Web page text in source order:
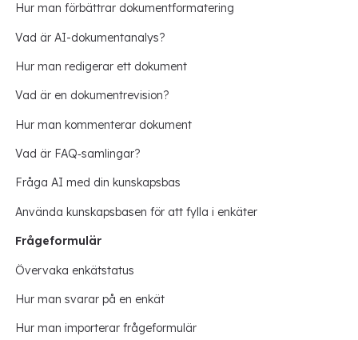
Hur man förbättrar dokumentformatering
Vad är AI-dokumentanalys?
Hur man redigerar ett dokument
Vad är en dokumentrevision?
Hur man kommenterar dokument
Vad är FAQ‑samlingar?
Fråga AI med din kunskapsbas
Använda kunskapsbasen för att fylla i enkäter
Frågeformulär
Övervaka enkätstatus
Hur man svarar på en enkät
Hur man importerar frågeformulär